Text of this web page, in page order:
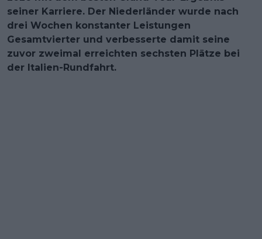
seiner Karriere. Der Niederländer wurde nach
drei Wochen konstanter Leistungen
Gesamtvierter und verbesserte damit seine
zuvor zweimal erreichten sechsten Plätze bei
der Italien-Rundfahrt.